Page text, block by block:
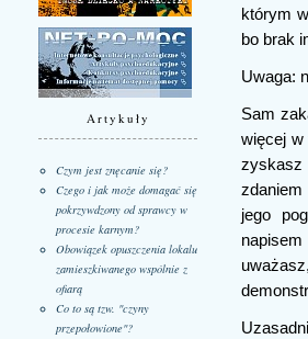
Artykuły
Czym jest znęcanie się?
Czego i jak może domagać się
pokrzywdzony od sprawcy w
procesie karnym?
Obowiązek opuszczenia lokalu
zamieszkiwanego wspólnie z
ofiarą
Co to są tzw. "czyny
przepołowione"?
którym
bo brak
Uwaga:
Sam
więcej w
jego